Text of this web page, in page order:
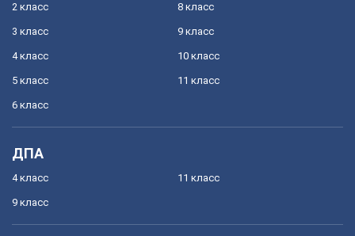
2 класс
3 класс
4 класс
5 класс
6 класс
8 класс
9 класс
10 класс
11 класс
ДПА
4 класс
9 класс
11 класс